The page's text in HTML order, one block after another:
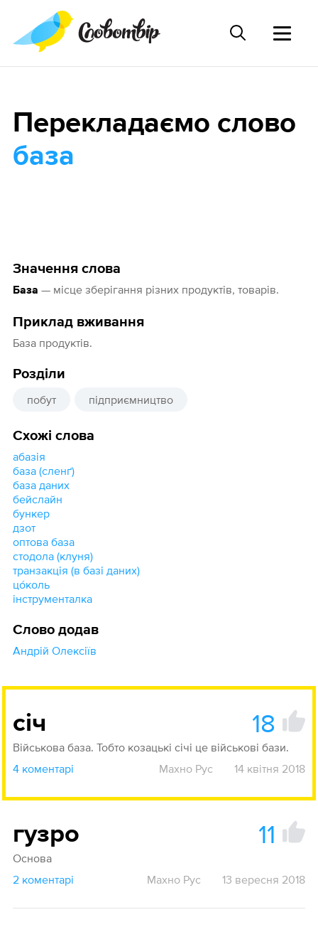
Значення слова
База — місце зберігання різних продуктів, товарів.
Приклад вживання
База продуктів.
Розділи
побут підприємництво
Схожі слова
абазія
база (сленґ)
база даних
бейслайн
бункер
дзот
оптова база
стодола (клуня)
транзакція (в базі даних)
цо́коль
інструменталка
Слово додав
Андрій Олексіїв
Перекладаємо слово
база
січ 18
Військова база. Тобто козацькі січі це військові бази.
4 коментарі
Махно Рус 14 квітня 2018
гузро 11
Основа
2 коментарі
Махно Рус 13 вересня 2018